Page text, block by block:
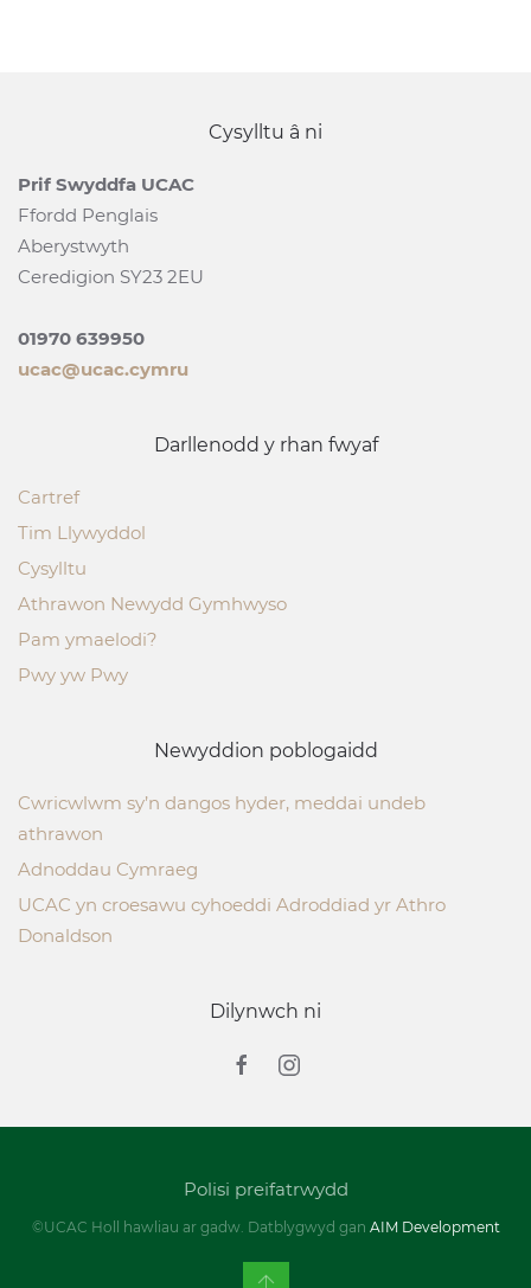
Cysylltu â ni
Prif Swyddfa UCAC
Ffordd Penglais
Aberystwyth
Ceredigion SY23 2EU
01970 639950
ucac@ucac.cymru
Darllenodd y rhan fwyaf
Cartref
Tim Llywyddol
Cysylltu
Athrawon Newydd Gymhwyso
Pam ymaelodi?
Pwy yw Pwy
Newyddion poblogaidd
Cwricwlwm sy’n dangos hyder, meddai undeb
athrawon
Adnoddau Cymraeg
UCAC yn croesawu cyhoeddi Adroddiad yr Athro
Donaldson
Dilynwch ni
Polisi preifatrwydd
©UCAC Holl hawliau ar gadw. Datblygwyd gan AIM Development